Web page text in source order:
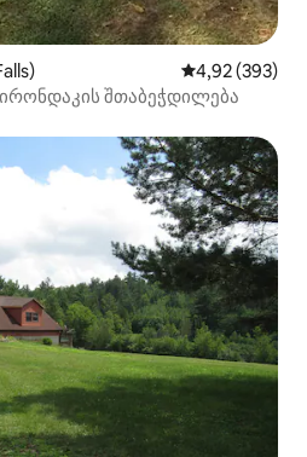
საშუალო
4,92 (393)
შთაბეჭდილება
ვარიანტი